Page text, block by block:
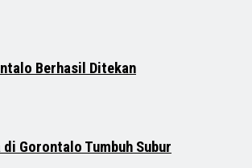
Berhasil Ditekan
di Gorontalo Tumbuh Subur